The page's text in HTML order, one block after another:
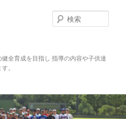
全育成を目指し 指導の内容や子供達
。
索